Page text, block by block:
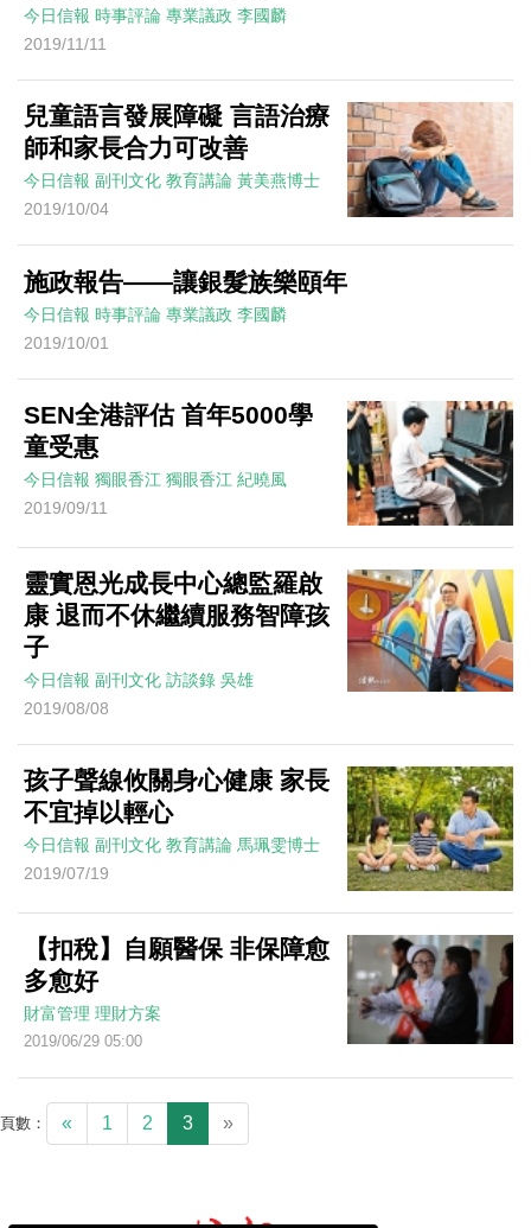
今日信報 時事評論 專業議政 李國麟
2019/11/11
兒童語言發展障礙 言語治療
師和家長合力可改善
今日信報 副刊文化 教育講論 黃美燕博士
2019/10/04
施政報告——讓銀髮族樂頤年
今日信報 時事評論 專業議政 李國麟
2019/10/01
SEN全港評估 首年5000學
童受惠
今日信報 獨眼香江 獨眼香江 紀曉風
2019/09/11
靈實恩光成長中心總監羅啟
康 退而不休繼續服務智障孩
子
今日信報 副刊文化 訪談錄 吳雄
2019/08/08
孩子聲線攸關身心健康 家長
不宜掉以輕心
今日信報 副刊文化 教育講論 馬珮雯博士
2019/07/19
【扣稅】自願醫保 非保障愈
多愈好
財富管理 理財方案
2019/06/29 05:00
頁數： « 1 2 3 »